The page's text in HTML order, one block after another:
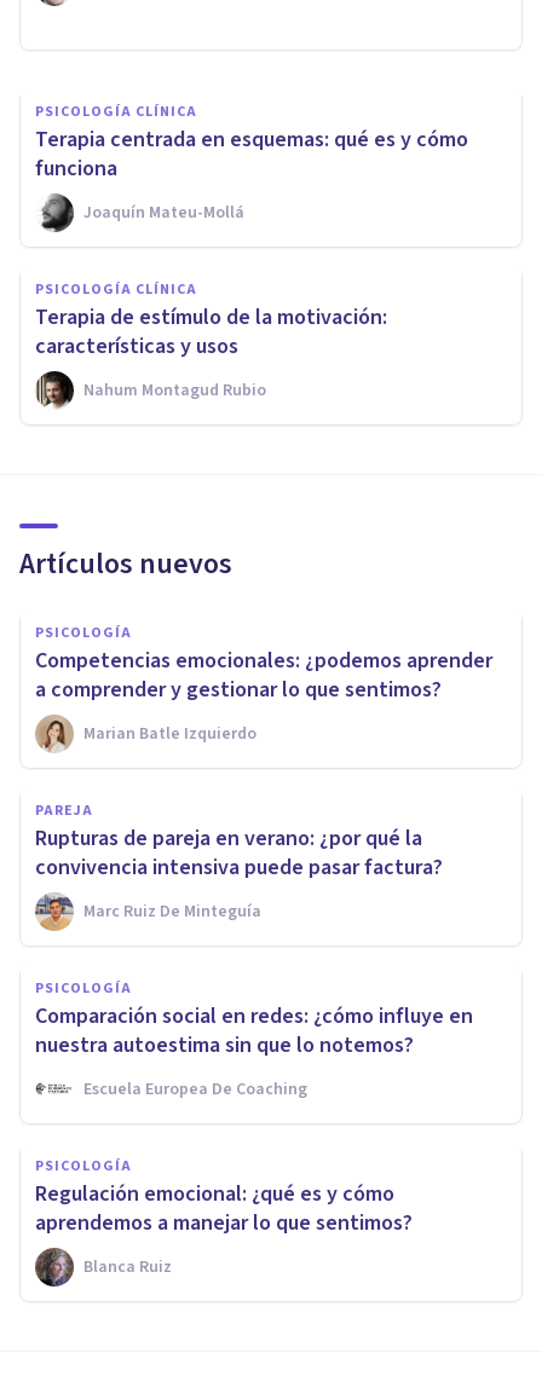
PSICOLOGÍA CLÍNICA
Terapia centrada en esquemas: qué es y cómo
funciona
Joaquín Mateu-Mollá
PSICOLOGÍA CLÍNICA
Terapia de estímulo de la motivación:
características y usos
Nahum Montagud Rubio
Artículos nuevos
PSICOLOGÍA
Competencias emocionales: ¿podemos aprender
a comprender y gestionar lo que sentimos?
Marian Batle Izquierdo
PAREJA
Rupturas de pareja en verano: ¿por qué la
convivencia intensiva puede pasar factura?
Marc Ruiz De Minteguía
PSICOLOGÍA
Comparación social en redes: ¿cómo influye en
nuestra autoestima sin que lo notemos?
Escuela Europea De Coaching
PSICOLOGÍA
Regulación emocional: ¿qué es y cómo
aprendemos a manejar lo que sentimos?
Blanca Ruiz